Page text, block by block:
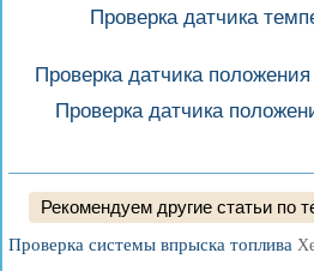
Проверка датчика
Проверка датчика
Проверка датчика
Рекомендуем другие статьи по
Проверка системы впрыска топлива